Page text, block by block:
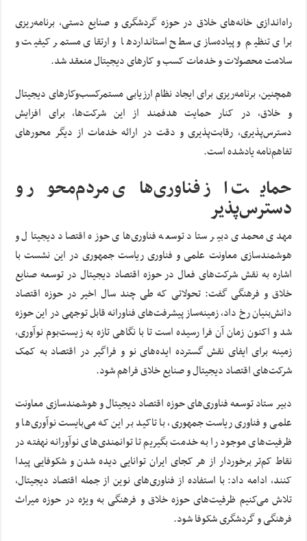
راه‌اندازی خانه‌های خلاق در حوزه گردشگری و صنایع دستی، برنامه‌ریزی
برای تنظیم و پیاده‌سازی سطح استانداردها و ارتقای مستمر کیفیت و
سلامت محصولات و خدمات کسب و کارهای دیجیتال منعقد شد.
همچنین، برنامه‌ریزی برای ایجاد نظام ارزیابی مستمرکسب‌وکارهای دیجیتال
و خلاق، در کنار حمایت هدفمند از این شرکت‌ها، برای افزایش
دسترس‌پذیری، رقابت‌پذیری و دقت در ارائه خدمات از دیگر محورهای
تفاهم‌نامه یادشده است.
حمایت از فناوری‌های مردم‌محور و
دسترس‌پذیر
مهدی محمدی دبیر ستاد توسعه فناوری‌های حوزه اقتصاد دیجیتال و
هوشمندسازی معاونت علمی و فناوری ریاست جمهوری در این نشست با
اشاره به نقش شرکت‌های فعال در حوزه اقتصاد دیجیتال در توسعه صنایع
خلاق و فرهنگی گفت: تحولاتی که طی چند سال اخیر در حوزه اقتصاد
دانش‌بنیان رخ داد، زمینه‌ساز پیشرفت‌های فناورانه قابل توجهی در این حوزه
شد و اکنون زمان آن فرا رسیده است تا با نگاهی تازه به زیست‌بوم نوآوری،
زمینه برای ایفای نقش گسترده ایده‌های نو و فراگیر در اقتصاد به کمک
شرکت‌های اقتصاد دیجیتال و صنایع خلاق فراهم شود.
دبیر ستاد توسعه فناوری‌های حوزه اقتصاد دیجیتال و هوشمندسازی معاونت
علمی و فناوری ریاست جمهوری، با تاکید بر این که می‌بایست نوآوری‌ها و
ظرفیت‌های موجود را به خدمت بگیریم تا توانمندی‌های نوآورانه نهفته در
نقاط کم‌تر برخوردار از هر کجای ایران توانایی دیده شدن و شکوفایی پیدا
کنند، ادامه داد: با استفاده از فناوری‌های نوین از جمله اقتصاد دیجیتال،
تلاش می‌کنیم ظرفیت‌های حوزه خلاق و فرهنگی به ویژه در حوزه میراث
فرهنگی و گردشگری شکوفا شود.